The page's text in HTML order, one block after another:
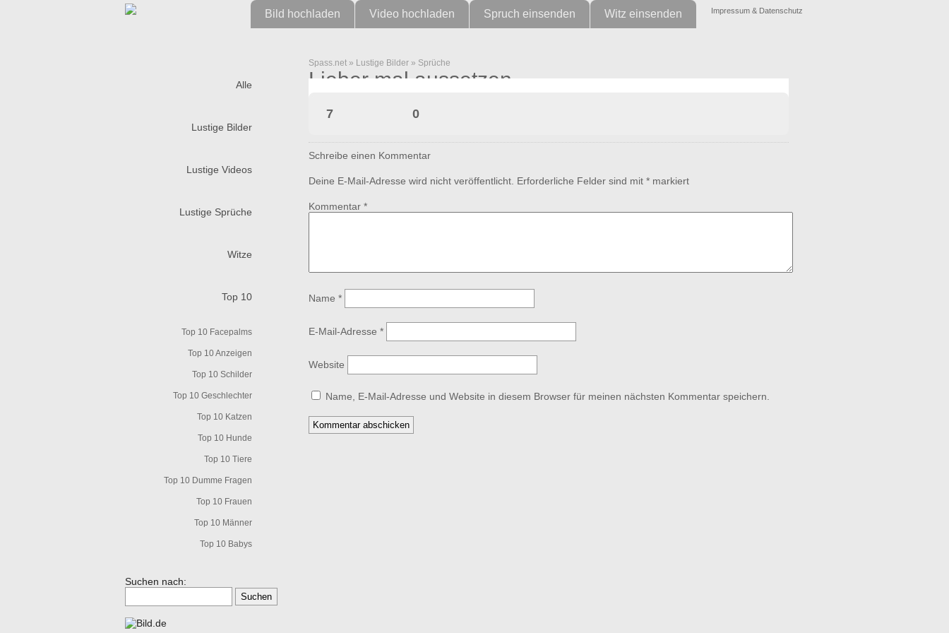
Impressum & Datenschutz
Bild hochladen Video hochladen Spruch einsenden Witz einsenden
Alle
Lustige Bilder
Lustige Videos
Lustige Sprüche
Witze
Top 10
Top 10 Facepalms
Top 10 Anzeigen
Top 10 Schilder
Top 10 Geschlechter
Top 10 Katzen
Top 10 Hunde
Top 10 Tiere
Top 10 Dumme Fragen
Top 10 Frauen
Top 10 Männer
Top 10 Babys
Suchen nach:
Spass.net » Lustige Bilder » Sprüche
Lieber mal aussetzen
7 0
Schreibe einen Kommentar
Deine E-Mail-Adresse wird nicht veröffentlicht. Erforderliche Felder sind mit * markiert
Kommentar *
Name *
E-Mail-Adresse *
Website
Name, E-Mail-Adresse und Website in diesem Browser für meinen nächsten Kommentar speichern.